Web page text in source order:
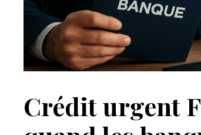
Crédit urgent